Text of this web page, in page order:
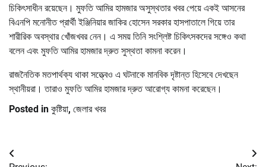
চিকিৎসাধীন রয়েছেন। মুফতি আমির হামজার অসুস্থতার খবর পেয়ে একই আসনের
বিএনপি মনোনীত প্রার্থী ইঞ্জিনিয়ার জাকির হোসেন সরকার হাসপাতালে গিয়ে তার
শারীরিক অবস্থার খোঁজখবর নেন। এ সময় তিনি সংশ্লিষ্ট চিকিৎসকদের সঙ্গেও কথা
বলেন এবং মুফতি আমির হামজার দ্রুত সুস্থতা কামনা করেন।
রাজনৈতিক মতপার্থক্য থাকা সত্ত্বেও এ ঘটনাকে মানবিক দৃষ্টান্ত হিসেবে দেখছেন
স্থানীয়রা। তারাও মুফতি আমির হামজার দ্রুত আরোগ্য কামনা করেছেন।
Posted in কুষ্টিয়া, জেলার খবর
Post